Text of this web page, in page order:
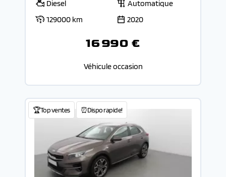
Diesel
Automatique
129000 km
2020
16 990 €
Véhicule occasion
🏆Top ventes ⏰Dispo rapide!